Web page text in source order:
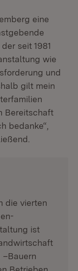
eine
(Öffnet in neuem
, der seit 1981
wie
und
gilt mein
Bereitschaft
bedanke“,
die vierten
ist